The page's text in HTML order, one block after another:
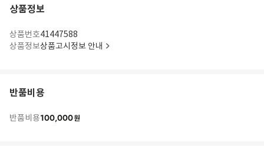
상품정보
상품번호41447588
상품정보상품고시정보 안내
반품비용
반품비용100,000원